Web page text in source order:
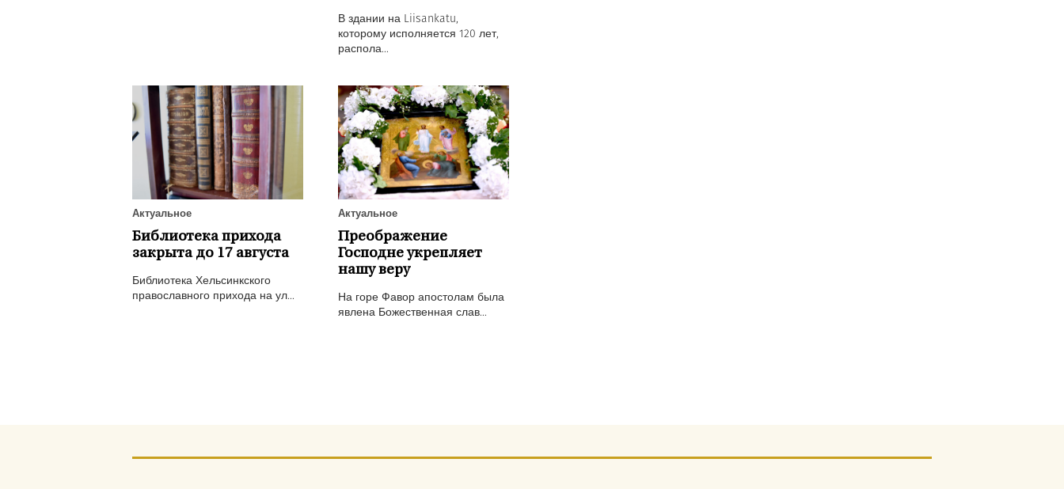
В здании на Liisankatu,
которому исполняется 120 лет,
распола...
Актуальное
Библиотека прихода
закрыта до 17 августа
Библиотека Хельсинкского
православного прихода на ул...
Актуальное
Преображение
Господне укрепляет
нашу веру
На горе Фавор апостолам была
явлена Божественная слав...